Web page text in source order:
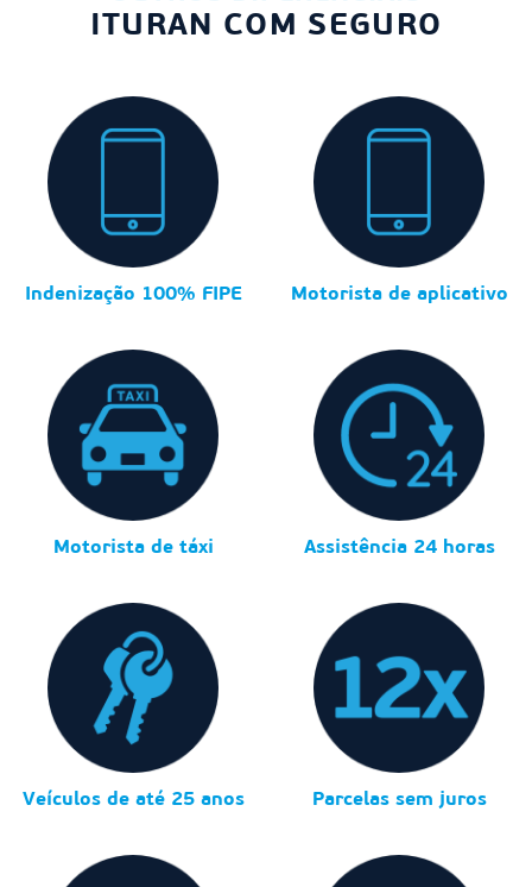
ITURAN COM SEGURO
Indenização 100% FIPE Motorista de aplicativo
Motorista de táxi Assistência 24 horas
Veículos de até 25 anos Parcelas sem juros